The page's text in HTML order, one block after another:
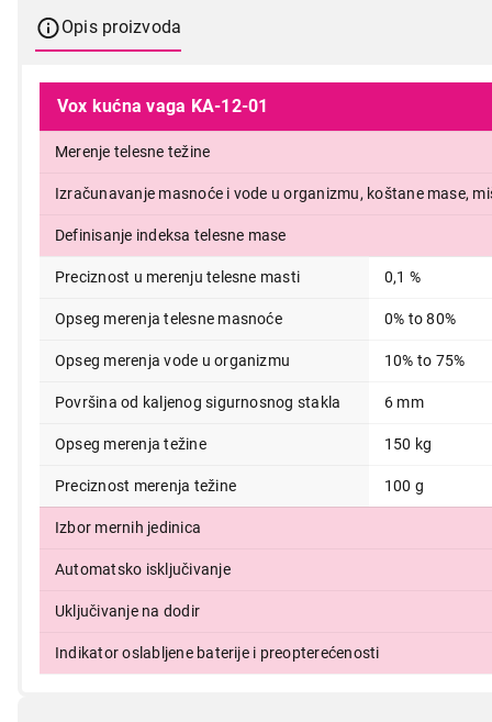
Opis proizvoda
Vox kućna vaga KA-12-01
Merenje telesne težine
Izračunavanje masnoće i vode u organizmu, koštane mase,
Definisanje indeksa telesne mase
Preciznost u merenju telesne masti 0,1 %
Opseg merenja telesne masnoće 0% to 80%
Opseg merenja vode u organizmu 10% to 75%
Površina od kaljenog sigurnosnog stakla 6 mm
Opseg merenja težine 150 kg
Preciznost merenja težine 100 g
Izbor mernih jedinica
Automatsko isključivanje
Uključivanje na dodir
Indikator oslabljene baterije i preopterećenosti